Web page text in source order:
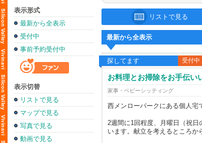
表示形式
最新から全表示
受付中
事前予約受付中
表示切替
リストで見る
マップで見る
写真で見る
動画で見る
リストで見る
最新から全表示
探してます 受付中
お料理とお掃除をお手伝い
家事・ベビーシッティング
西メンローパークにある個人宅
2週間に1回程度、月曜日（祝
います。献立を考えるところ